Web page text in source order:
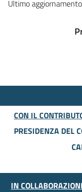
Ultimo
CON IL
PRESIDENZA DEL
IN